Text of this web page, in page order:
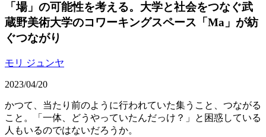
「場」の可能性を考える。大学と社会をつなぐ武
蔵野美術大学のコワーキングスペース「Ma」が紡
ぐつながり
モリ ジュンヤ
2023/04/20
かつて、当たり前のように行われていた集うこと、つながる
こと。「一体、どうやっていたんだっけ？」と困惑している
人もいるのではないだろうか。